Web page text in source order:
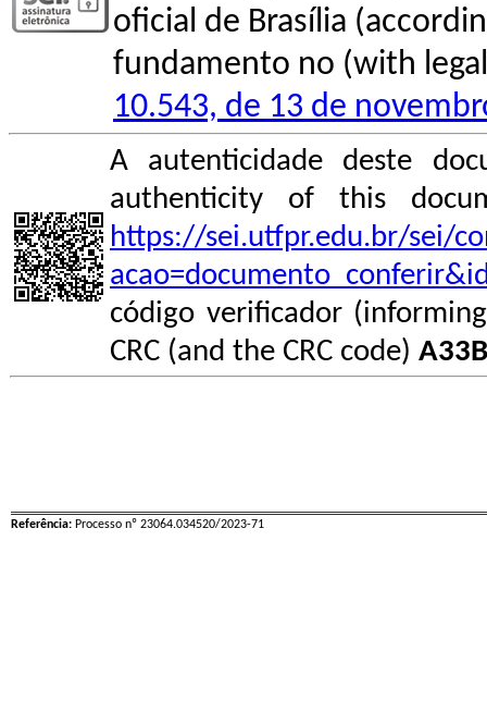
oficial de Brasília
fundamento no (with
10.543, de 13 de
A autenticidade deste
authenticity of this
https://sei.utfpr.edu.br/sei/
código verificador
CRC (and the CRC code)
Referência: Processo nº 23064.034520/2023-71